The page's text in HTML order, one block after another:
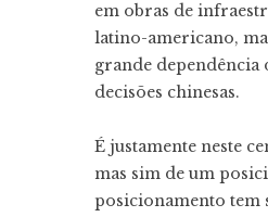
em obras de
latino-americano,
grande dependência
decisões chinesas.
É justamente neste
mas sim de um
posicionamento tem